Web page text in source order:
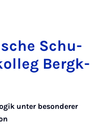
Schu­
Ber­gk­
unter besonderer